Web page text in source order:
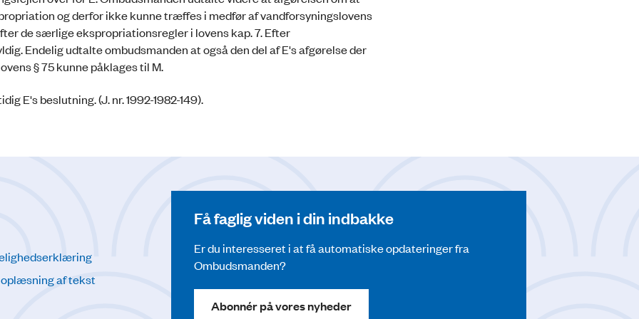
og derfor ikke kunne træffes i medfør af vandforsyningslovens
de særlige ekspropriationsregler i lovens kap. 7. Efter
Endelig udtalte ombudsmanden at også den del af E's afgørelse der
§ 75 kunne påklages til M.
E's beslutning. (J. nr. 1992-1982-149).
af tekst
Få faglig viden i din indbakke
Er du interesseret i at få automatiske opdateringer fra
Ombudsmanden?
Abonnér på vores nyheder